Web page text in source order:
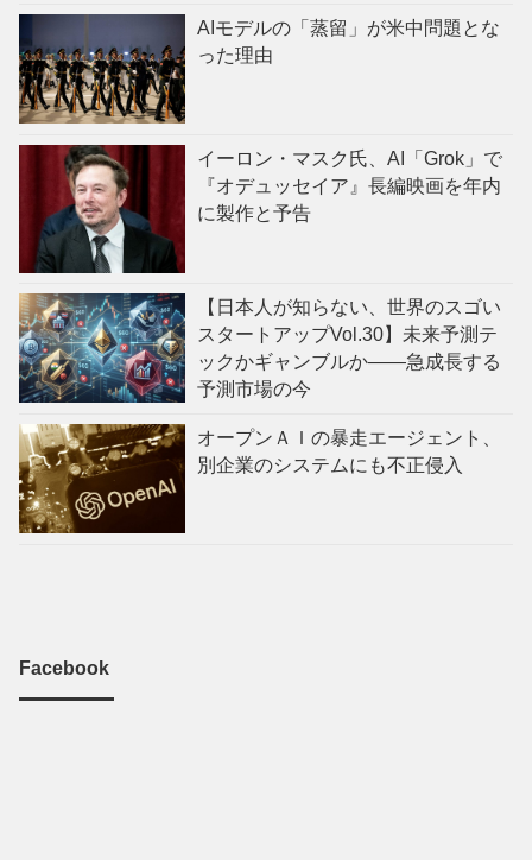
AIモデルの「蒸留」が米中問題とな
った理由
イーロン・マスク氏、AI「Grok」で
『オデュッセイア』長編映画を年内
に製作と予告
【日本人が知らない、世界のスゴい
スタートアップVol.30】未来予測テ
ックかギャンブルか——急成長する
予測市場の今
オープンＡＩの暴走エージェント、
別企業のシステムにも不正侵入
Facebook